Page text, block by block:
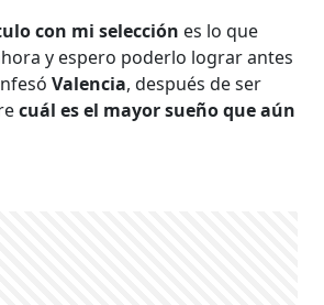
con mi selección es lo que
y espero poderlo lograr antes
Valencia, después de ser
cuál es el mayor sueño que aún